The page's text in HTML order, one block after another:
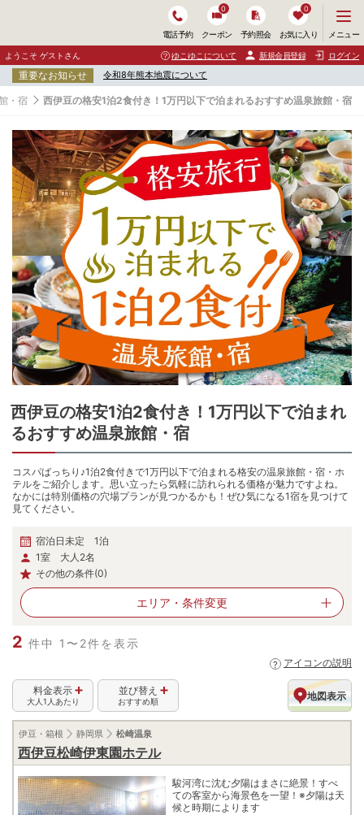
電話予約 クーポン
0
予約照会 お気に入り
0
ニ
ュ
ー
開
く
メニュー
ようこそ ゲストさん ゆこゆこについて 新規会員登録 ログイン
重要なお知らせ 令和8年熊本地震について
・宿 西伊豆の格安1泊2食付き！1万円以下で泊まれるおすすめ温泉旅館・宿
西
伊
豆
西伊豆の格安1泊2食付き！1万円以下で泊まれ
るおすすめ温泉旅館・宿
コスパばっちり♪1泊2食付きで1万円以下で泊まれる格安の温泉旅館・宿・ホ
テルをご紹介します。思い立ったら気軽に訪れられる価格が魅力ですよね。
なかには特別価格の穴場プランが見つかるかも！ぜひ気になる1宿を見つけて
見てください。
宿泊日未定 1泊
1室 大人2名
その他の条件(0)
エリア・ 条件変更
2 件中 1〜2件を表示
アイコンの説明
地図表示
並び替え
おすすめ順
料金表示
大人1人あたり
伊豆・箱根 静岡県 松崎温泉
西伊豆松崎伊東園ホテル
駿河湾に沈む夕陽はまさに絶景！すべ
ての客室から海景色を一望！※夕陽は天
候と時期によります